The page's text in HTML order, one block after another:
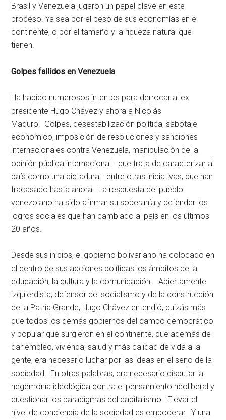
Brasil y Venezuela jugaron un papel clave en este
proceso. Ya sea por el peso de sus economías en el
continente, o por el tamaño y la riqueza natural que
tienen.
Golpes fallidos en Venezuela
Ha habido numerosos intentos para derrocar al ex
presidente Hugo Chávez y ahora a Nicolás
Maduro. Golpes, desestabilización política, sabotaje
económico, imposición de resoluciones y sanciones
internacionales contra Venezuela, manipulación de la
opinión pública internacional –que trata de caracterizar al
país como una dictadura– entre otras iniciativas, que han
fracasado hasta ahora. La respuesta del pueblo
venezolano ha sido afirmar su soberanía y defender los
logros sociales que han cambiado al país en los últimos
20 años.
Desde sus inicios, el gobierno bolivariano ha colocado en
el centro de sus acciones políticas los ámbitos de la
educación, la cultura y la comunicación. Abiertamente
izquierdista, defensor del socialismo y de la construcción
de la Patria Grande, Hugo Chávez entendió, quizás más
que todos los demás gobiernos del campo democrático
y popular que surgieron en el continente, que además de
dar empleo, vivienda, salud y más calidad de vida a la
gente, era necesario luchar por las ideas en el seno de la
sociedad. En otras palabras, era necesario disputar la
hegemonía ideológica contra el pensamiento neoliberal y
cuestionar los paradigmas del capitalismo. Elevar el
nivel de conciencia de la sociedad es empoderar. Y una